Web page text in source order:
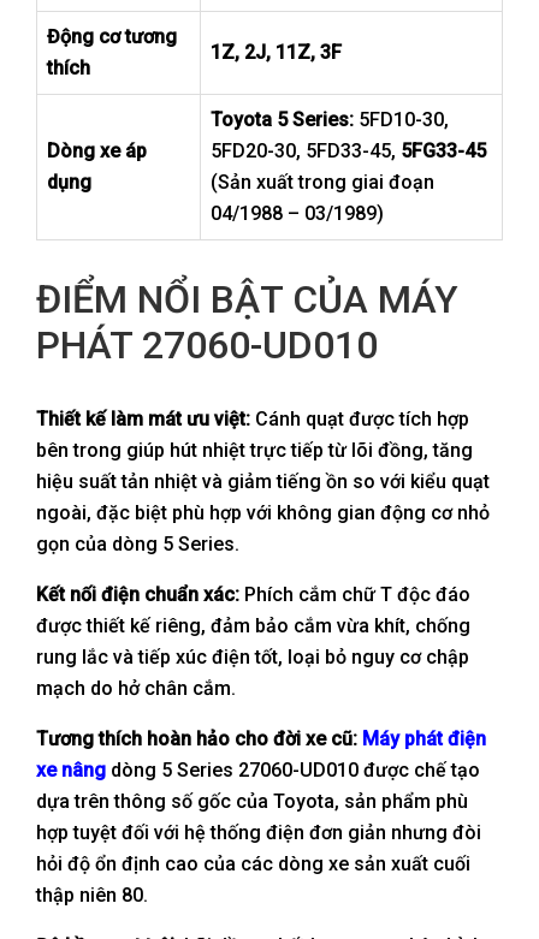
Động cơ tương
thích
1Z, 2J, 11Z, 3F
Dòng xe áp
dụng
Toyota 5 Series: 5FD10-30,
5FD20-30, 5FD33-45, 5FG33-45
(Sản xuất trong giai đoạn
04/1988 – 03/1989)
ĐIỂM NỔI BẬT CỦA MÁY
PHÁT 27060-UD010
Thiết kế làm mát ưu việt: Cánh quạt được tích hợp
bên trong giúp hút nhiệt trực tiếp từ lõi đồng, tăng
hiệu suất tản nhiệt và giảm tiếng ồn so với kiểu quạt
ngoài, đặc biệt phù hợp với không gian động cơ nhỏ
gọn của dòng 5 Series.
Kết nối điện chuẩn xác: Phích cắm chữ T độc đáo
được thiết kế riêng, đảm bảo cắm vừa khít, chống
rung lắc và tiếp xúc điện tốt, loại bỏ nguy cơ chập
mạch do hở chân cắm.
Tương thích hoàn hảo cho đời xe cũ: Máy phát điện
xe nâng dòng 5 Series 27060-UD010 được chế tạo
dựa trên thông số gốc của Toyota, sản phẩm phù
hợp tuyệt đối với hệ thống điện đơn giản nhưng đòi
hỏi độ ổn định cao của các dòng xe sản xuất cuối
thập niên 80.